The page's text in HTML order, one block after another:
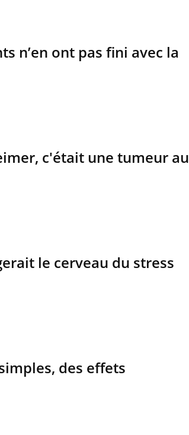
n’en ont pas fini avec la
c'était une tumeur au
le cerveau du stress
des effets